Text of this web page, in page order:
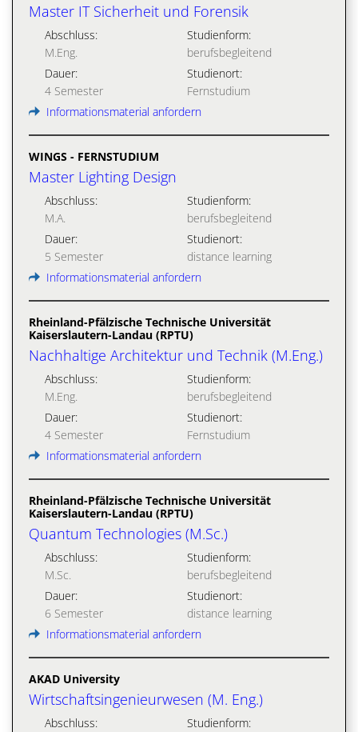
Master IT Sicherheit und Forensik
Abschluss:
M.Eng.
Studienform:
berufsbegleitend
Dauer:
4 Semester
Studienort:
Fernstudium
Informationsmaterial anfordern
WINGS - FERNSTUDIUM
Master Lighting Design
Abschluss:
M.A.
Studienform:
berufsbegleitend
Dauer:
5 Semester
Studienort:
distance learning
Informationsmaterial anfordern
Rheinland-Pfälzische Technische Universität
Kaiserslautern-Landau (RPTU)
Nachhaltige Architektur und Technik (M.Eng.)
Abschluss:
M.Eng.
Studienform:
berufsbegleitend
Dauer:
4 Semester
Studienort:
Fernstudium
Informationsmaterial anfordern
Rheinland-Pfälzische Technische Universität
Kaiserslautern-Landau (RPTU)
Quantum Technologies (M.Sc.)
Abschluss:
M.Sc.
Studienform:
berufsbegleitend
Dauer:
6 Semester
Studienort:
distance learning
Informationsmaterial anfordern
AKAD University
Wirtschaftsingenieurwesen (M. Eng.)
Abschluss:
Studienform: